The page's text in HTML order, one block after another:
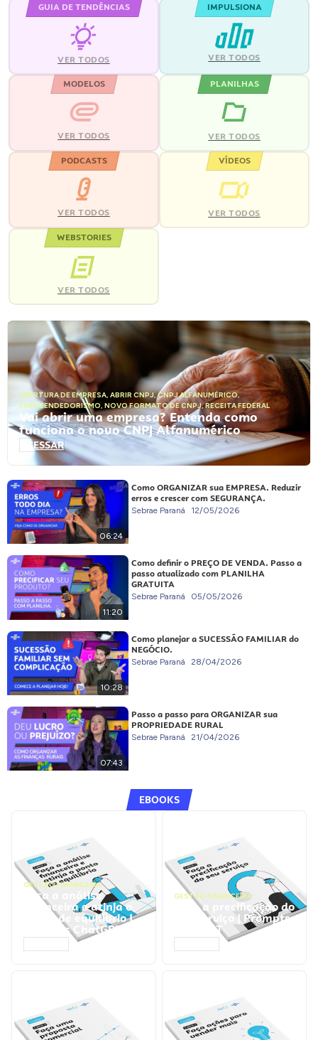
GUIA DE TENDÊNCIAS
VER TODOS
IMPULSIONA
VER TODOS
MODELOS
VER TODOS
PLANILHAS
VER TODOS
PODCASTS
VER TODOS
VÍDEOS
VER TODOS
WEBSTORIES
VER TODOS
ABERTURA DE EMPRESA, ABRIR CNPJ,CNPJ ALFANUMÉRICO,
EMPREENDEDORISMO, NOVO FORMATO DE CNPJ,RECEITA FEDERAL
Vai abrir uma empresa? Entenda como
funciona o novo CNPJ Alfanumérico
ACESSAR
06:24
Como ORGANIZAR sua EMPRESA. Reduzir
erros e crescer com SEGURANÇA.
Sebrae Paraná 12/05/2026
11:20
Como definir o PREÇO DE VENDA. Passo a
passo atualizado com PLANILHA
GRATUITA
Sebrae Paraná 05/05/2026
10:28
Como planejar a SUCESSÃO FAMILIAR do
NEGÓCIO.
Sebrae Paraná 28/04/2026
07:43
Passo a passo para ORGANIZAR sua
PROPRIEDADE RURAL
Sebrae Paraná 21/04/2026
EBOOKS
GESTÃO FINANCEIRA
Faça a análise
financeira e atinja o
ponto de equilíbrio |
Prompts ChatGPT
GESTÃO FINANCEIRA
Faça a precificação do
seu serviço | Prompts
ChatGPT